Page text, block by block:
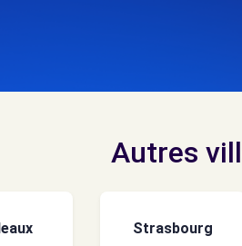
Autres
Strasbourg